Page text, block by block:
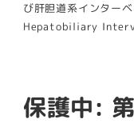
び肝胆道系インター
Hepatobiliary
保護中: